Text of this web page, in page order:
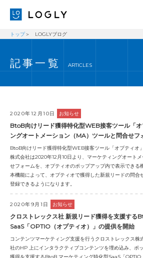
経営理念
ニュース
ブログ
事業内容
採用情報
IR
お問い合わせ
トップ LOGLYブログ
記事一覧 ARTICLES
2020年12月10日 お知らせ
BtoB向けリード獲得特化型WEB接客ツール「
ングオートメーション（MA）ツールと問合せフ
BtoB向けリード獲得特化型WEB接客ツール「オプティオ
株式会社は2020年12月10日より、マーケティングオート
せフォームを、オプティオのポップアップ内で表示できる
本機能によって、オプティオで獲得した新規リードの問
登録できるようになります。
2020年9月1日 お知らせ
クロストレックス社 新規リード獲得を支援する
SaaS「OPTIO（オプティオ）」の提供を開始
コンテンツマーケティング支援を行うクロストレックス株
社のHP 上にインタラクティブコンテンツを埋め込み、ポ